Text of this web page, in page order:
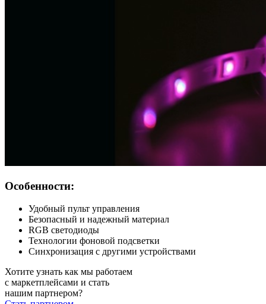
Особенности:
Удобный пульт управления
Безопасный и надежный материал
RGB светодиоды
Технологии фоновой подсветки
Синхронизация с другими устройствами
Хотите узнать как мы работаем
с маркетплейсами и стать
нашим партнером?